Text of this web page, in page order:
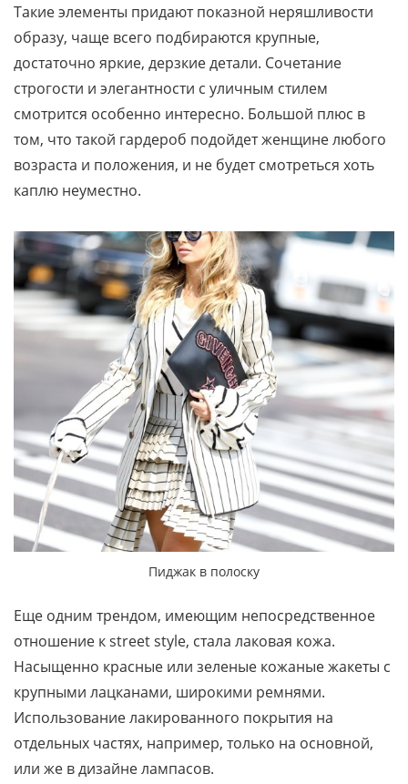
Такие элементы придают показной неряшливости
образу, чаще всего подбираются крупные,
достаточно яркие, дерзкие детали. Сочетание
строгости и элегантности с уличным стилем
смотрится особенно интересно. Большой плюс в
том, что такой гардероб подойдет женщине любого
возраста и положения, и не будет смотреться хоть
каплю неуместно.
Пиджак в полоску
Еще одним трендом, имеющим непосредственное
отношение к street style, стала лаковая кожа.
Насыщенно красные или зеленые кожаные жакеты с
крупными лацканами, широкими ремнями.
Использование лакированного покрытия на
отдельных частях, например, только на основной,
или же в дизайне лампасов.